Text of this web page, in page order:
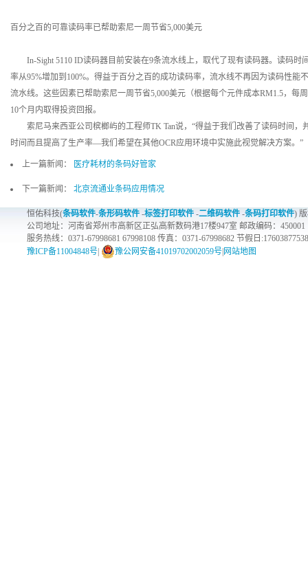
百分之百的可靠读码率已帮助索尼一周节省5,000美元
In-Sight 5110 ID读码器目前安装在9条流水线上，取代了现有读码器。读码时
率从95%增加到100%。得益于百分之百的成功读码率，流水线不再因为读码性能
流水线。这些因素已帮助索尼一周节省5,000美元（根据每个元件成本RM1.5，每
10个月内取得投资回报。
索尼马来西亚公司槟榔屿的工程师TK Tan说，“得益于我们改善了读码时间，
时间而且提高了生产率—我们希望在其他OCR应用环境中实施此视觉解决方案。”
上一篇新闻： 医疗耗材的条码好管家
下一篇新闻： 北京流通业条码应用情况
恒佑科技(条码软件-条形码软件 -标签打印软件 -二维码软件 -条码打印软件)
公司地址：河南省郑州市高新区正弘高新数码港17楼947室 邮政编码：450001
服务热线：0371-67998681 67998108 传真：0371-67998682 节假日:17603877538
豫ICP备11004848号
豫公网安备41019702002059号 网站地图